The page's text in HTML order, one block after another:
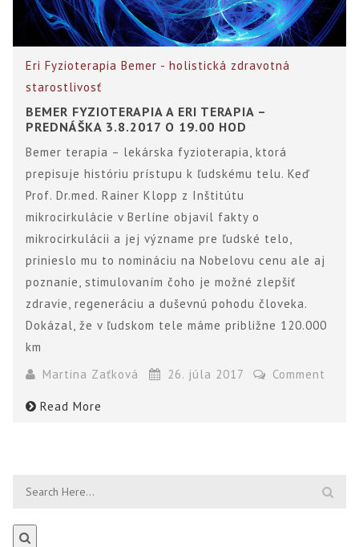
Eri Fyzioterapia Bemer - holistická zdravotná
starostlivosť
BEMER FYZIOTERAPIA A ERI TERAPIA –
PREDNÁŠKA 3.8.2017 O 19.00 HOD
Bemer terapia – lekárska fyzioterapia, ktorá
prepisuje históriu prístupu k ľudskému telu. Keď
Prof. Dr.med. Rainer Klopp z Inštitútu
mikrocirkulácie v Berlíne objavil fakty o
mikrocirkulácii a jej význame pre ľudské telo,
prinieslo mu to nomináciu na Nobelovu cenu ale aj
poznanie, stimulovaním čoho je možné zlepšiť
zdravie, regeneráciu a duševnú pohodu človeka.
Dokázal, že v ľudskom tele máme približne 120.000
km
Martina Zaťková
26. júla 2017 Comment
Read More